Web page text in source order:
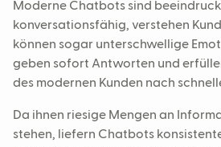
Moderne Chatbots sind
konversationsfähig, verstehen
können sogar unterschwellige
geben sofort Antworten und
des modernen Kunden nach
Da ihnen riesige Mengen an
stehen, liefern Chatbots